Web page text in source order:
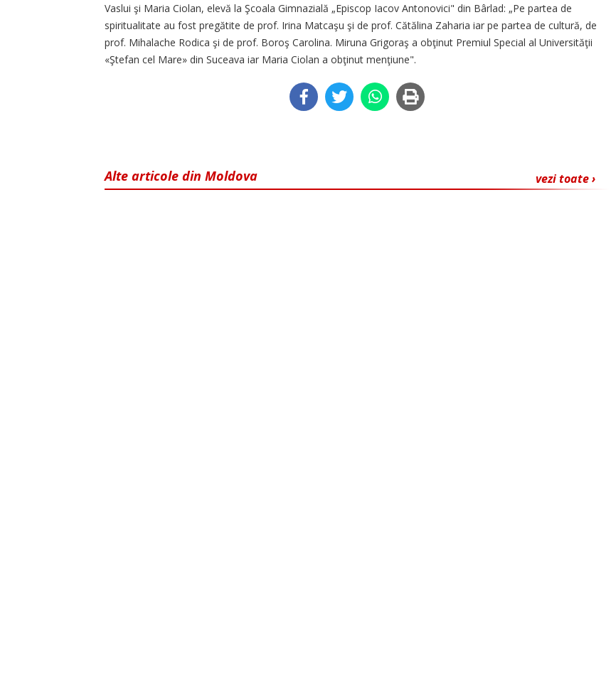
Vaslui şi Maria Ciolan, elevă la Şcoala Gimnazială „Episcop Iacov Antonovici" din Bârlad: „Pe partea de
spiritualitate au fost pregătite de prof. Irina Matcaşu şi de prof. Cătălina Zaharia iar pe partea de cultură, de
prof. Mihalache Rodica şi de prof. Boroş Carolina. Miruna Grigoraş a obţinut Premiul Special al Universităţii
«Ştefan cel Mare» din Suceava iar Maria Ciolan a obţinut menţiune".
vezi toate ›
Alte articole din Moldova